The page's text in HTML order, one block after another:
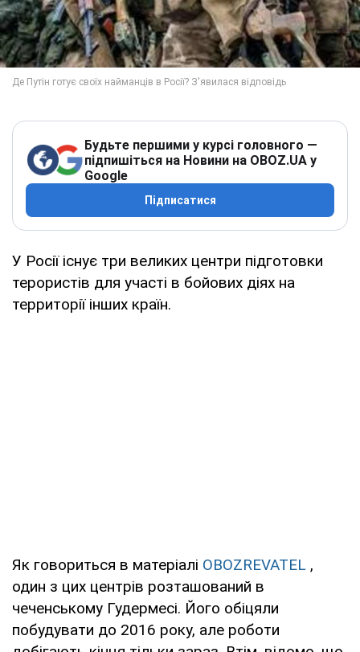
Будьте першими у курсі головного —
підпишіться на Новини на OBOZ.UA у
Google
Підписатися
У Росії існує три великих центри підготовки
терористів для участі в бойових діях на
территорії інших країн.
Як говориться в матеріалі OBOZREVATEL ,
один з цих центрів розташований в
чеченському Гудермесі. Його обіцяли
побудувати до 2016 року, але роботи